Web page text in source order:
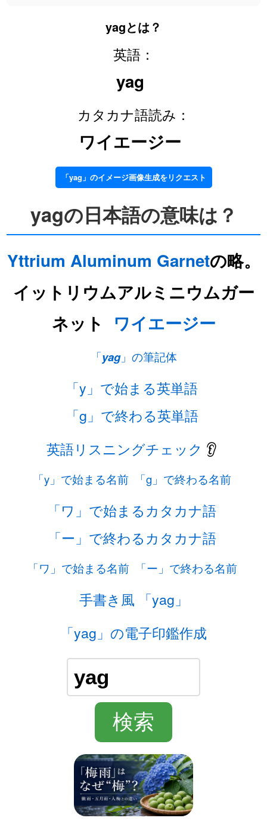
yagとは？
英語：
yag
カタカナ語読み：
ワイエージー
「yag」のイメージ画像生成をリクエスト
yagの日本語の意味は？
Yttrium Aluminum Garnetの略。
イットリウムアルミニウムガー
ネット ワイエージー
「yag」の筆記体
「y」で始まる英単語
「g」で終わる英単語
英語リスニングチェック 👂
「y」で始まる名前 「g」で終わる名前
「ワ」で始まるカタカナ語
「ー」で終わるカタカナ語
「ワ」で始まる名前 「ー」で終わる名前
手書き風 「yag」
「yag」の電子印鑑作成